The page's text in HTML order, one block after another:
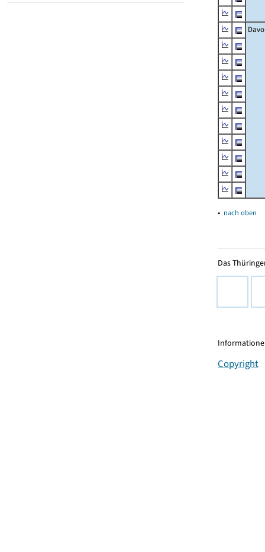
▴ nach oben
Das
Copyright